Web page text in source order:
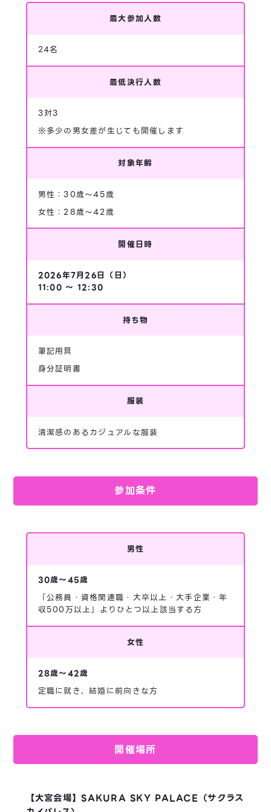
最大参加人数
24名
最低決行人数
3対3
※多少の男女差が生じても開催します
対象年齢
男性：30歳～45歳
女性：28歳～42歳
開催日時
2026年7月26日（日）
11:00 〜 12:30
持ち物
筆記用具
身分証明書
服装
清潔感のあるカジュアルな服装
参加条件
男性
30歳～45歳
「公務員・資格関連職・大卒以上・大手企業・年
収500万以上」よりひとつ以上該当する方
女性
28歳～42歳
定職に就き、結婚に前向きな方
開催場所
【大宮会場】SAKURA SKY PALACE（サクラス